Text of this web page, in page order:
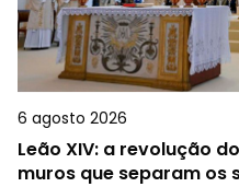
6 agosto 2026
Leão XIV: a revolução
muros que separam os